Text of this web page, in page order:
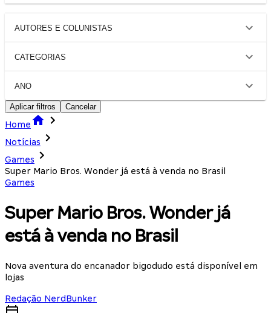
AUTORES E COLUNISTAS
CATEGORIAS
ANO
Aplicar filtros Cancelar
Home
Notícias
Games
Super Mario Bros. Wonder já está à venda no Brasil
Games
Super Mario Bros. Wonder já
está à venda no Brasil
Nova aventura do encanador bigodudo está disponível em
lojas
Redação NerdBunker